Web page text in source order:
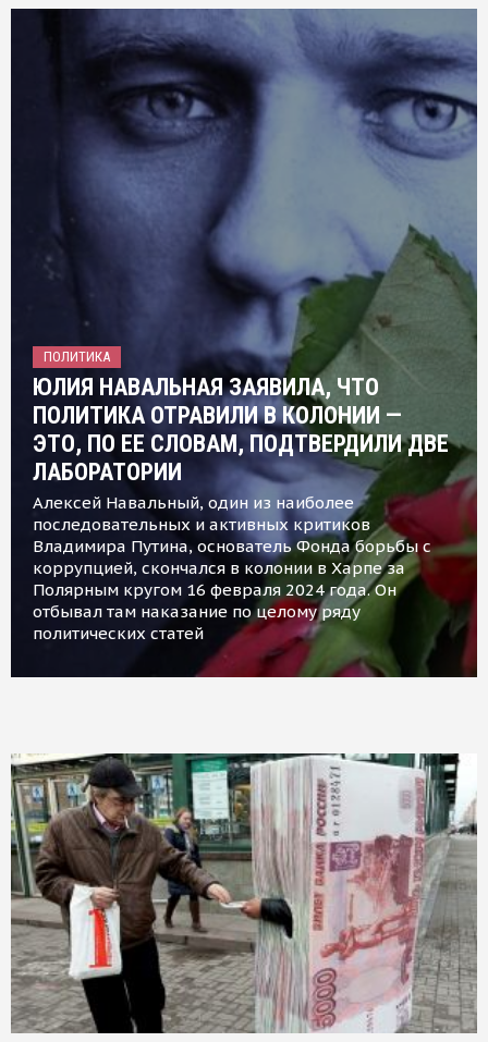
ПОЛИТИКА
ЮЛИЯ НАВАЛЬНАЯ ЗАЯВИЛА, ЧТО
ПОЛИТИКА ОТРАВИЛИ В КОЛОНИИ —
ЭТО, ПО ЕЕ СЛОВАМ, ПОДТВЕРДИЛИ ДВЕ
ЛАБОРАТОРИИ
Алексей Навальный, один из наиболее
последовательных и активных критиков
Владимира Путина, основатель Фонда борьбы с
коррупцией, скончался в колонии в Харпе за
Полярным кругом 16 февраля 2024 года. Он
отбывал там наказание по целому ряду
политических статей